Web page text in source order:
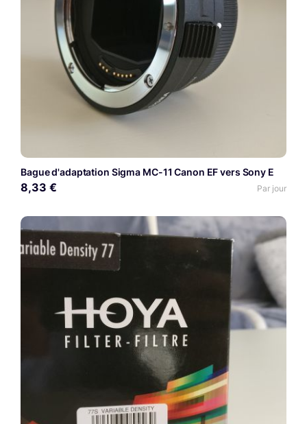
Bague d'adaptation Sigma MC-11 Canon EF vers Sony E
8,33 € Par jour